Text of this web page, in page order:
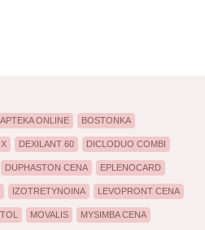
APTEKA ONLINE BOSTONKA
DEXILANT 60 DICLODUO COMBI
DUPHASTON CENA EPLENOCARD
IZOTRETYNOINA LEVOPRONT CENA
MOVALIS MYSIMBA CENA